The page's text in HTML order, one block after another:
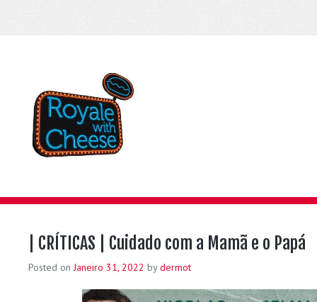
| CRÍTICAS | Cuidado com a Mamã e o Papá
Posted onJaneiro 31, 2022 bydermot